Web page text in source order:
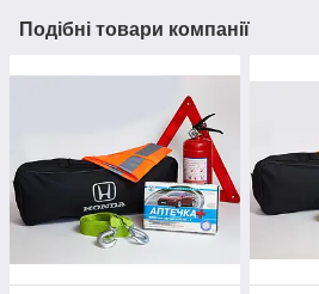
Подібні товари компанії